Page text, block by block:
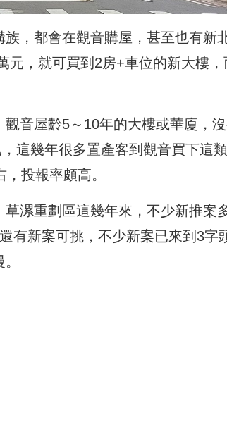
，都會在觀音購屋，甚至也有新
元，就可買到2房+車位的新大樓，
音屋齡5～10年的大樓或華廈，
這幾年很多置產客到觀音買下這
投報率頗高。
漯重劃區這幾年來，不少新推案
有新案可挑，不少新案已來到3字